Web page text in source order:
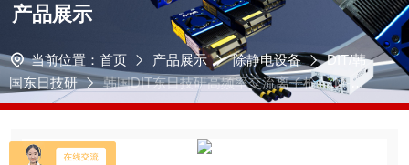
产品展示
当前位置： 首页 产品展示 除静电设备
DIT/韩
国东日技研
韩国DIT东日技研高频率交流离子枪AZM-G1
1